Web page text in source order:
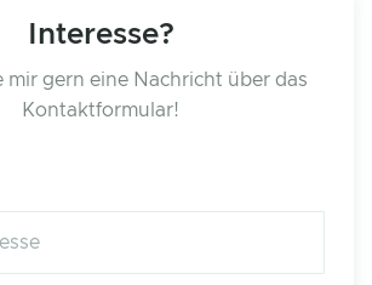
Interesse?
mir gern eine Nachricht über das
Kontaktformular!